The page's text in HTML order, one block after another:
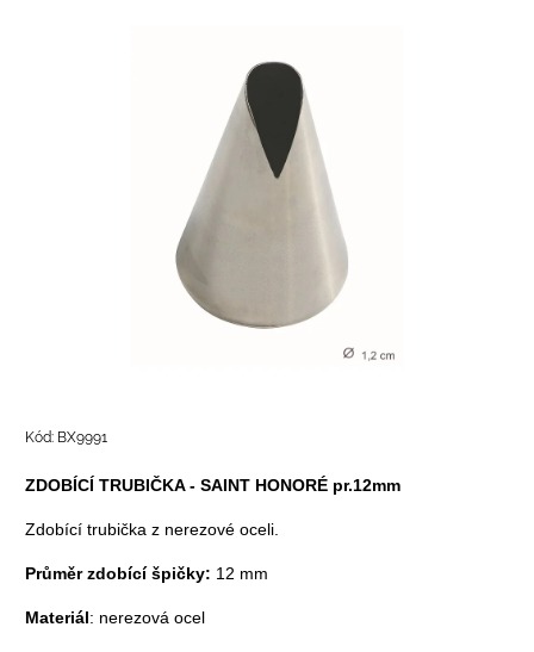
Kód: BX9991
ZDOBÍCÍ TRUBIČKA - SAINT HONORÉ pr.12mm
Zdobící trubička z nerezové oceli.
Průměr zdobící špičky: 12 mm
Materiál: nerezová ocel